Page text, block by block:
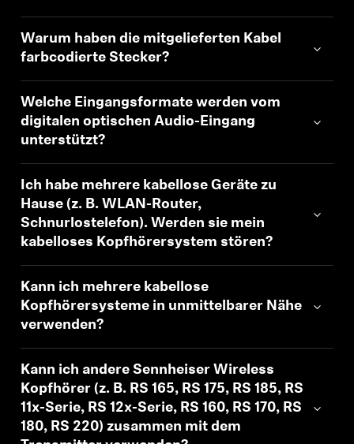
Warum haben die mitgelieferten Kabel
farbcodierte Stecker?
Welche Eingangsformate werden vom
digitalen optischen Audio-Eingang
unterstützt?
Ich habe mehrere kabellose Geräte zu
Hause (z. B. WLAN-Router,
Schnurlostelefon). Werden sie mein
kabelloses Kopfhörersystem stören?
Kann ich mehrere kabellose
Kopfhörersysteme in unmittelbarer Nähe
verwenden?
Kann ich andere Sennheiser Wireless
Kopfhörer (z. B. RS 165, RS 175, RS 185, RS
11x-Serie, RS 12x-Serie, RS 160, RS 170, RS
180, RS 220) zusammen mit dem